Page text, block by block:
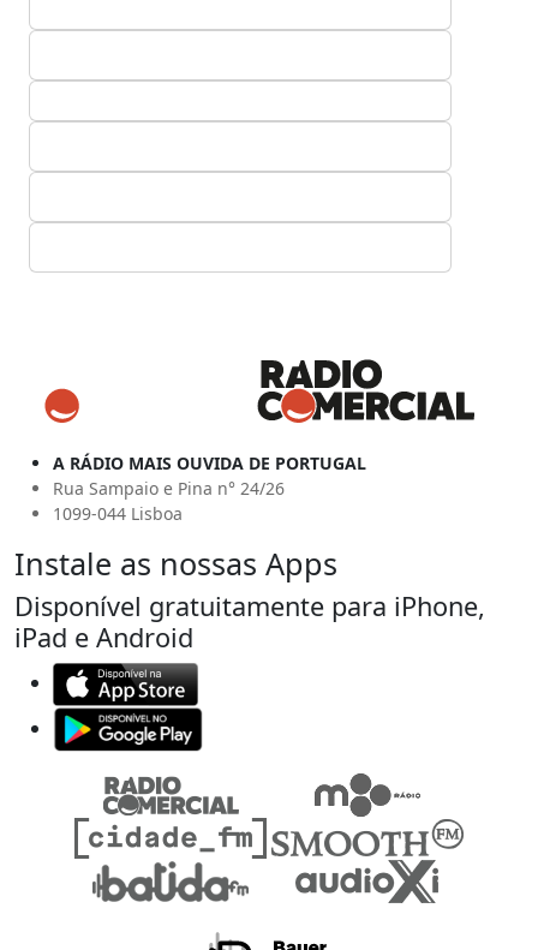
A RÁDIO MAIS OUVIDA DE PORTUGAL
Rua Sampaio e Pina n° 24/26
1099-044 Lisboa
Instale as nossas Apps
Disponível gratuitamente para iPhone,
iPad e Android